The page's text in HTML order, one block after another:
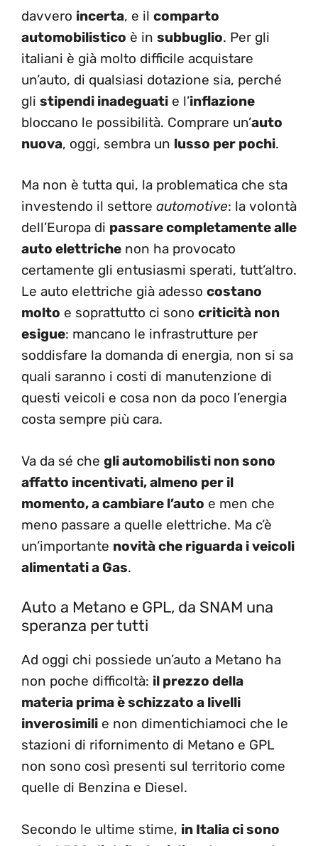
davvero incerta, e il comparto
automobilistico è in subbuglio. Per gli
italiani è già molto difficile acquistare
un’auto, di qualsiasi dotazione sia, perché
gli stipendi inadeguati e l’inflazione
bloccano le possibilità. Comprare un’auto
nuova, oggi, sembra un lusso per pochi.
Ma non è tutta qui, la problematica che sta
investendo il settore automotive: la volontà
dell’Europa di passare completamente alle
auto elettriche non ha provocato
certamente gli entusiasmi sperati, tutt’altro.
Le auto elettriche già adesso costano
molto e soprattutto ci sono criticità non
esigue: mancano le infrastrutture per
soddisfare la domanda di energia, non si sa
quali saranno i costi di manutenzione di
questi veicoli e cosa non da poco l’energia
costa sempre più cara.
Va da sé che gli automobilisti non sono
affatto incentivati, almeno per il
momento, a cambiare l’auto e men che
meno passare a quelle elettriche. Ma c’è
un’importante novità che riguarda i veicoli
alimentati a Gas.
Auto a Metano e GPL, da SNAM una
speranza per tutti
Ad oggi chi possiede un’auto a Metano ha
non poche difficoltà: il prezzo della
materia prima è schizzato a livelli
inverosimili e non dimentichiamoci che le
stazioni di rifornimento di Metano e GPL
non sono così presenti sul territorio come
quelle di Benzina e Diesel.
Secondo le ultime stime, in Italia ci sono